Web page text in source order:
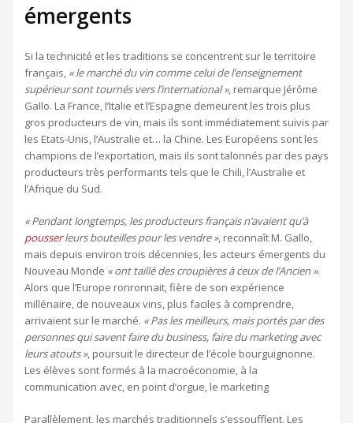
émergents
Si la technicité et les traditions se concentrent sur le territoire
français, « le marché du vin comme celui de l’enseignement
supérieur sont tournés vers l’international », remarque Jérôme
Gallo. La France, l’Italie et l’Espagne demeurent les trois plus
gros producteurs de vin, mais ils sont immédiatement suivis par
les Etats-Unis, l’Australie et… la Chine. Les Européens sont les
champions de l’exportation, mais ils sont talonnés par des pays
producteurs très performants tels que le Chili, l’Australie et
l’Afrique du Sud.
« Pendant longtemps, les producteurs français n’avaient qu’à
pousserleurs bouteilles pour les vendre », reconnaît M. Gallo,
mais depuis environ trois décennies, les acteurs émergents du
Nouveau Monde « ont taillé des croupières à ceux de l’Ancien ».
Alors que l’Europe ronronnait, fière de son expérience
millénaire, de nouveaux vins, plus faciles à comprendre,
arrivaient sur le marché. « Pas les meilleurs, mais portés par des
personnes qui savent faire du business, faire du marketing avec
leurs atouts », poursuit le directeur de l’école bourguignonne.
Les élèves sont formés à la macroéconomie, à la
communication avec, en point d’orgue, le marketing
Parallèlement, les marchés traditionnels s’essoufflent. Les